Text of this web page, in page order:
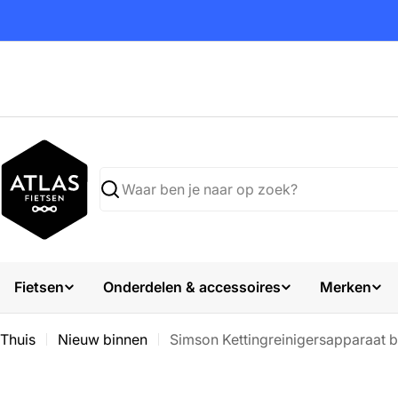
Zoekopdracht
Fietsen Onderdelen & accessoires Merken
Thuis Nieuw binnen Simson Kettingreinigersapparaat